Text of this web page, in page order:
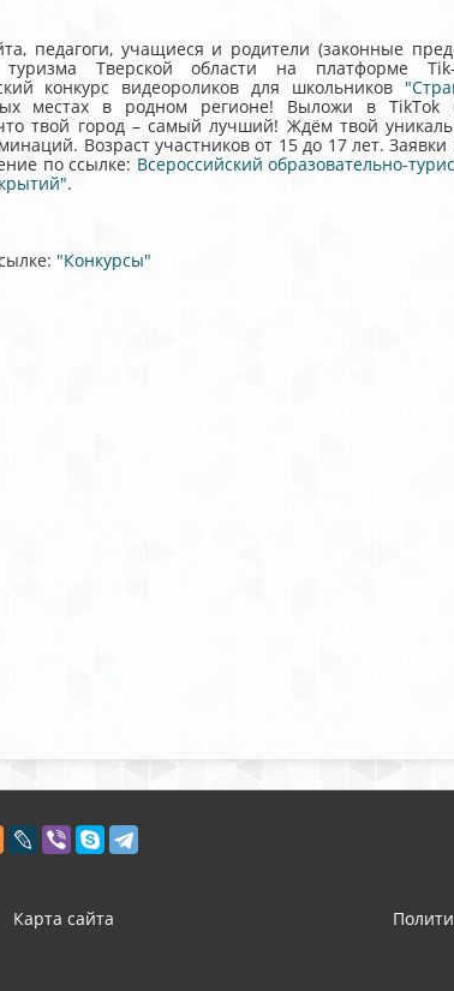
педагоги, учащиеся и родители (законные
Тверской области на платформе Тik-
конкурс видеороликов для школьников
местах в родном регионе! Выложи в TikTok
твой город – самый лучший! Ждём твой
Возраст участников от 15 до 17 лет.
по ссылке: Всероссийский образовательно-
.
"Конкурсы"
Карта сайта